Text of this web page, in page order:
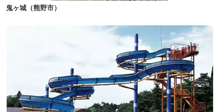
鬼ヶ城（熊野市）